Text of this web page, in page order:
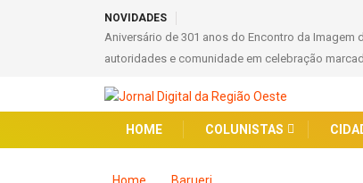
NOVIDADES
Aniversário de 301 anos do Encontro da Imagem
autoridades e comunidade em celebração
HOME COLUNISTAS
Home Barueri